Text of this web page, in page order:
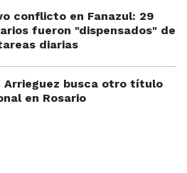
conflicto en Fanazul: 29
fueron "dispensados" de
diarias
Arrieguez busca otro título
en Rosario